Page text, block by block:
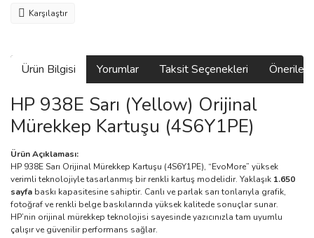
Karşılaştır
Ürün Bilgisi Yorumlar Taksit Seçenekleri
HP 938E Sarı (Yellow) Orijinal
Mürekkep Kartuşu (4S6Y1PE)
Ürün Açıklaması:
HP 938E Sarı Orijinal Mürekkep Kartuşu (4S6Y1PE), “EvoMore” yüksek
verimli teknolojiyle tasarlanmış bir renkli kartuş modelidir. Yaklaşık 1.650
sayfa baskı kapasitesine sahiptir. Canlı ve parlak sarı tonlarıyla grafik,
fotoğraf ve renkli belge baskılarında yüksek kalitede sonuçlar sunar.
HP’nin orijinal mürekkep teknolojisi sayesinde yazıcınızla tam uyumlu
çalışır ve güvenilir performans sağlar.